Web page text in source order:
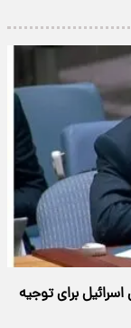
برای توجیه